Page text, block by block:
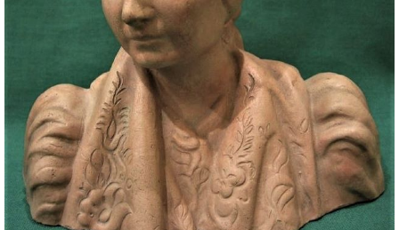
DŮL NA SLÍDU (NA KOLE)
Kontakt:
tel. 773 916 275
info@domdej.cz
--------------------------------------------------------------
Tento projekt je realizován za finanční podpory